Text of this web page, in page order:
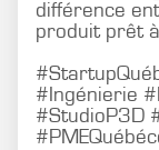
différence
produit prêt
#Ingénierie
#StudioP3D